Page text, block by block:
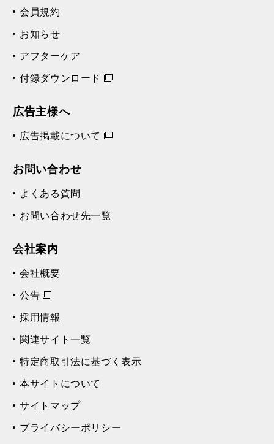
会員規約
お知らせ
アフターケア
付録ダウンロード
広告主様へ
広告掲載について
お問い合わせ
よくある質問
お問い合わせ先一覧
会社案内
会社概要
公告
採用情報
関連サイト一覧
特定商取引法に基づく表示
本サイトについて
サイトマップ
プライバシーポリシー